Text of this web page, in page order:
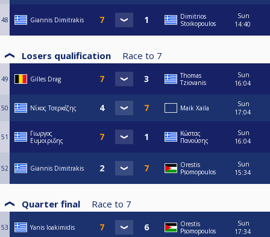
48 Giannis Dimitrakis
Dimitrios
Stoikopoulos
Sun
14:40
Losers qualification Race to 7
49 Gilles Drag
Thomas
Tziovanis
Sun
16:04
50 Νίκος Τσερκέζης Maik Xaila
Sun
17:04
51
Γιωργος
Ευμοιριδης
Κώστας
Πανούσης
Sun
16:04
52 Giannis Dimitrakis
Orestis
Psomopoulos
Sun
15:34
Quarter final Race to 7
53 Yanis Ioakimidis
Orestis
Psomopoulos
Sun
17:34